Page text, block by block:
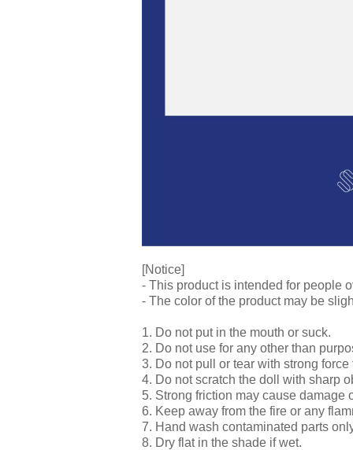
[Notice]
- This product is intended for people
- The color of the product may be
1. Do not put in the mouth or suck.
2. Do not use for any other than
3. Do not pull or tear with strong force
4. Do not scratch the doll with sharp
5. Strong friction may cause damage
6. Keep away from the fire or any
7. Hand wash contaminated parts
8. Dry flat in the shade if wet.